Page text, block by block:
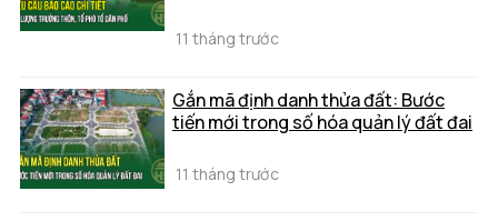
11 tháng trước
Gắn mã định danh thửa đất: Bước
tiến mới trong số hóa quản lý đất đai
11 tháng trước